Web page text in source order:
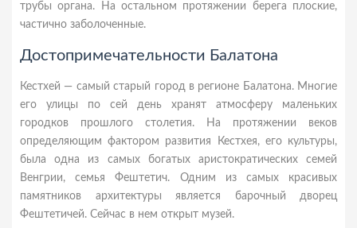
трубы органа. На остальном протяжении берега плоские,
частично заболоченные.
Достопримечательности Балатона
Кестхей — самый старый город в регионе Балатона. Многие
его улицы по сей день хранят атмосферу маленьких
городков прошлого столетия. На протяжении веков
определяющим фактором развития Кестхея, его культуры,
была одна из самых богатых аристократических семей
Венгрии, семья Фештетич. Одним из самых красивых
памятников архитектуры является барочный дворец
Фештетичей. Сейчас в нем открыт музей.